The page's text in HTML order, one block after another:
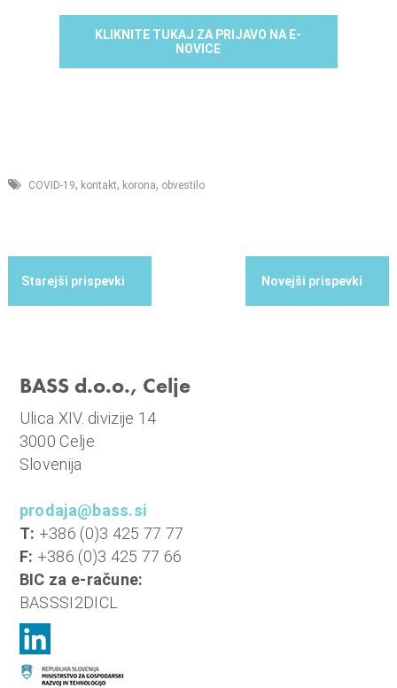
KLIKNITE TUKAJ ZA PRIJAVO NA E-
NOVICE
COVID-19, kontakt, korona, obvestilo
BASS d.o.o., Celje
Ulica XIV. divizije 14
3000 Celje
Slovenija
prodaja@bass.si
T: +386 (0)3 425 77 77
F: +386 (0)3 425 77 66
BIC za e-račune:
BASSSI2DICL